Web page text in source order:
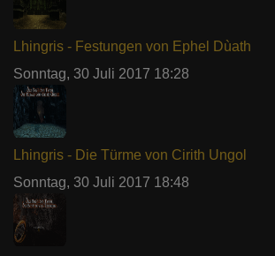
Lhingris - Festungen von Ephel Dùath
Sonntag, 30 Juli 2017 18:28
Lhingris - Die Türme von Cirith Ungol
Sonntag, 30 Juli 2017 18:48